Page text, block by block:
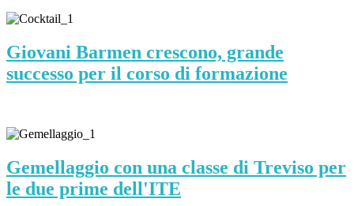
Giovani Barmen crescono, grande
successo per il corso di formazione
Gemellaggio con una classe di Treviso per
le due prime dell'ITE